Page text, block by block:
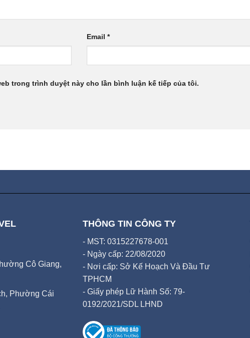
Email *
trong trình duyệt này cho lần bình luận kế tiếp của tôi.
Cô Giang,
Phường Cái
THÔNG TIN CÔNG TY
- MST: 0315227678-001
- Ngày cấp: 22/08/2020
- Nơi cấp: Sở Kế Hoạch Và Đầu Tư
TPHCM
- Giấy phép Lữ Hành Số: 79-
0192/2021/SDL LHND